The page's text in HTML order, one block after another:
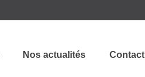
Nos actualités Contact